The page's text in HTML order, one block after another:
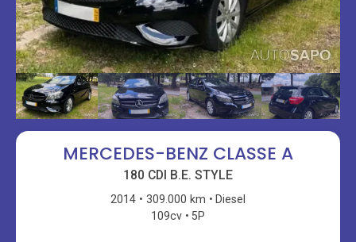
MERCEDES-BENZ CLASSE A
180 CDI B.E. STYLE
2014 309.000 km
Diesel
109cv
5P